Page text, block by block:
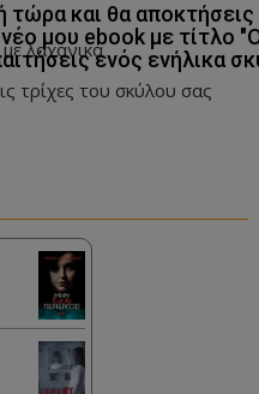
λαχανικά
τρίχες του σκύλου σας
τώρα και θα
μου ebook με τίτλο
ενός ενήλικα